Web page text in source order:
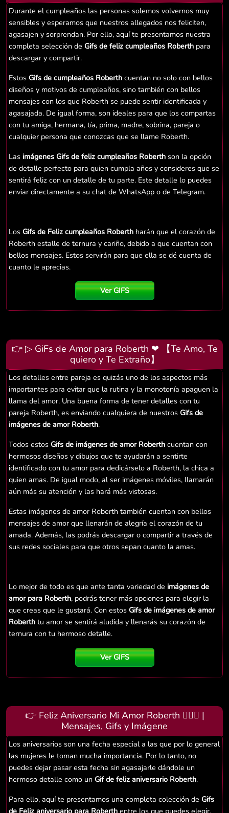
Durante el cumpleaños las personas solemos volvernos muy
sensibles y esperamos que nuestros allegados nos feliciten,
agasajen y sorprendan. Por ello, aquí te presentamos nuestra
completa selección de Gifs de feliz cumpleaños Roberth para
descargar y compartir.
Estos Gifs de cumpleaños Roberth cuentan no solo con bellos
diseños y motivos de cumpleaños, sino también con bellos
mensajes con los que Roberth se puede sentir identificada y
agasajada. De igual forma, son ideales para que los compartas
con tu amiga, hermana, tía, prima, madre, sobrina, pareja o
cualquier persona que conozcas que se llame Roberth.
Las imágenes Gifs de feliz cumpleaños Roberth son la opción
de detalle perfecto para quien cumpla años y consideres que se
sentirá feliz con un detalle de tu parte. Este detalle lo puedes
enviar directamente a su chat de WhatsApp o de Telegram.
Los Gifs de Feliz cumpleaños Roberth harán que el corazón de
Roberth estalle de ternura y cariño, debido a que cuentan con
bellos mensajes. Estos servirán para que ella se dé cuenta de
cuanto le aprecias.
Ver GIFS
👉 ▷ GiFs de Amor para Roberth ❤ 【Te Amo, Te
quiero y Te Extraño】
Los detalles entre pareja es quizás uno de los aspectos más
importantes para evitar que la rutina y la monotonía apaguen la
llama del amor. Una buena forma de tener detalles con tu
pareja Roberth, es enviando cualquiera de nuestros Gifs de
imágenes de amor Roberth.
Todos estos Gifs de imágenes de amor Roberth cuentan con
hermosos diseños y dibujos que te ayudarán a sentirte
identificado con tu amor para dedicárselo a Roberth, la chica a
quien amas. De igual modo, al ser imágenes móviles, llamarán
aún más su atención y las hará más vistosas.
Estas imágenes de amor Roberth también cuentan con bellos
mensajes de amor que llenarán de alegría el corazón de tu
amada. Además, las podrás descargar o compartir a través de
sus redes sociales para que otros sepan cuanto la amas.
Lo mejor de todo es que ante tanta variedad de imágenes de
amor para Roberth, podrás tener más opciones para elegir la
que creas que le gustará. Con estos Gifs de imágenes de amor
Roberth tu amor se sentirá aludida y llenarás su corazón de
ternura con tu hermoso detalle.
Ver GIFS
👉 Feliz Aniversario Mi Amor Roberth 👨‍❤️‍👨 |
Mensajes, Gifs y Imágene
Los aniversarios son una fecha especial a las que por lo general
las mujeres le toman mucha importancia. Por lo tanto, no
puedes dejar pasar esta fecha sin agasajarle dándole un
hermoso detalle como un Gif de feliz aniversario Roberth.
Para ello, aquí te presentamos una completa colección de Gifs